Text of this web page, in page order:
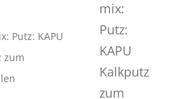
Putz: KAPU
zum